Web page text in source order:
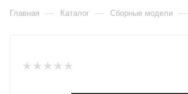
Главная — Каталог — Сборные модели —